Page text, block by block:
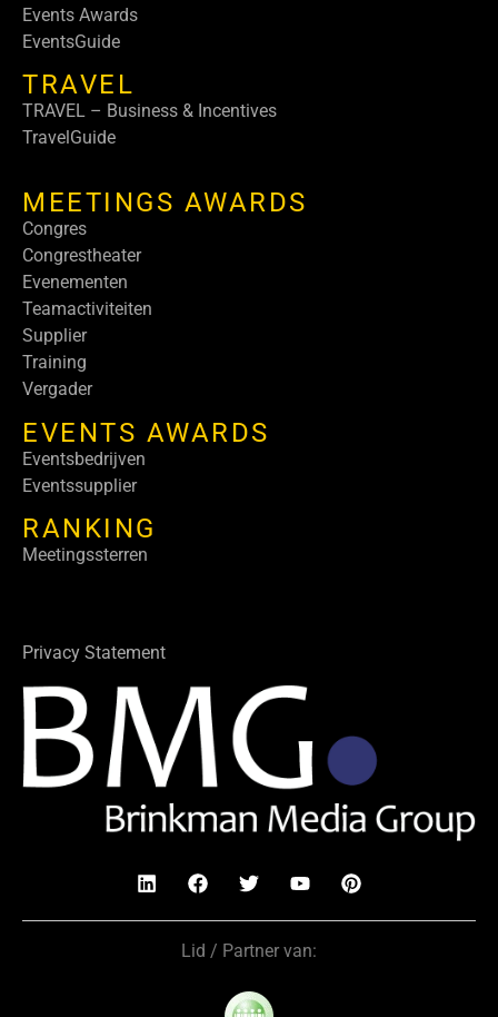
Events Awards
EventsGuide
TRAVEL
TRAVEL – Business & Incentives
TravelGuide
MEETINGS AWARDS
Congres
Congrestheater
Evenementen
Teamactiviteiten
Supplier
Training
Vergader
EVENTS AWARDS
Eventsbedrijven
Eventssupplier
RANKING
Meetingssterren
Privacy Statement
Lid / Partner van: